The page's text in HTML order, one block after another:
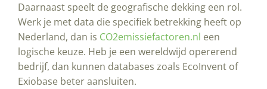
Daarnaast speelt de geografische dekking een rol.
Werk je met data die specifiek betrekking heeft op
Nederland, dan is CO2emissiefactoren.nl een
logische keuze. Heb je een wereldwijd opererend
bedrijf, dan kunnen databases zoals EcoInvent of
Exiobase beter aansluiten.